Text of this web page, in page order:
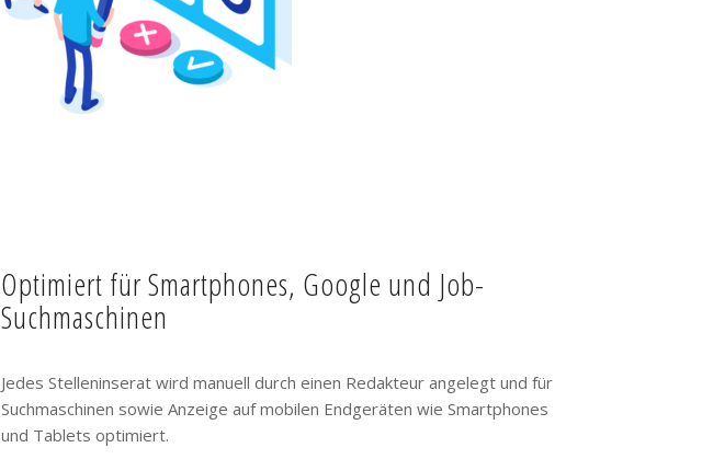
Optimiert für Smartphones, Google und Job-
Suchmaschinen
Jedes Stelleninserat wird manuell durch einen Redakteur angelegt und für
Suchmaschinen sowie Anzeige auf mobilen Endgeräten wie Smartphones
und Tablets optimiert.